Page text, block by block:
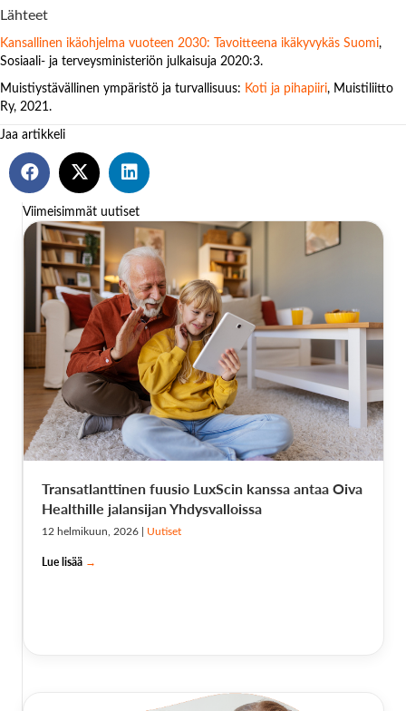
Lähteet
Kansallinen ikäohjelma vuoteen 2030: Tavoitteena ikäkyvykäs Suomi,
Sosiaali- ja terveysministeriön julkaisuja 2020:3.
Muistiystävällinen ympäristö ja turvallisuus: Koti ja pihapiiri, Muistiliitto
Ry, 2021.
Jaa artikkeli
Viimeisimmät uutiset
Transatlanttinen fuusio LuxScin kanssa antaa Oiva
Healthille jalansijan Yhdysvalloissa
12 helmikuun, 2026 | Uutiset
Lue lisää →